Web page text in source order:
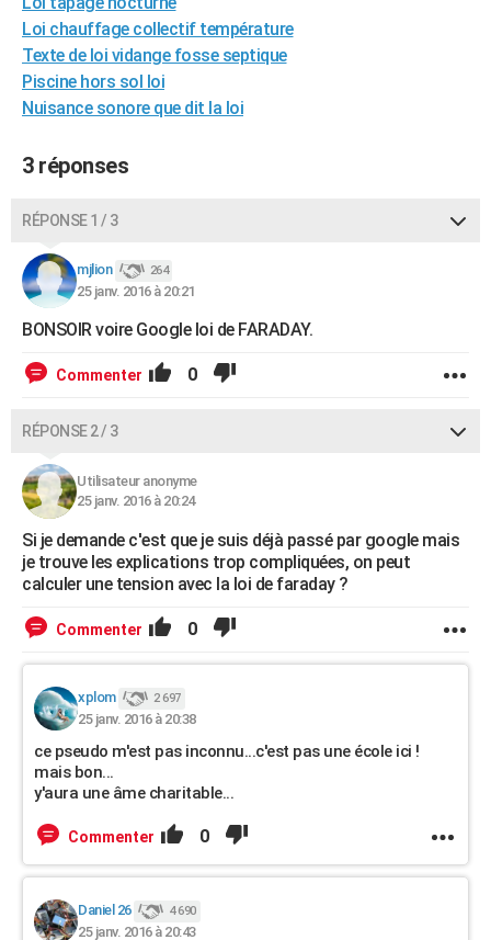
Destinations
City break
Voyage nature
Voyage de noces
Forum
Climat
+PHOTO
GUIDES D'ACHAT
BONS PLANS
CARTE DE VOEUX
COPAINS D'AVANT
S'inscrire
Se connecter
Lycées
Collèges
Primaires
Universités
Entreprises
Service militaire
Avis de recherche
AVIS DE DÉCÈS
FORUM
Bricolage
Lifestyle
Culture
Sport
Auto
Television
Voyage
Cinema
Loi chauffage collectif température
Texte de loi vidange fosse septique
Piscine hors sol loi
Nuisance sonore que dit la loi
3 réponses
RÉPONSE 1 / 3
mjlion 264
25 janv. 2016 à 20:21
BONSOIR voire Google loi de FARADAY.
Commenter 0
RÉPONSE 2 / 3
Utilisateur anonyme
25 janv. 2016 à 20:24
Si je demande c'est que je suis déjà passé par google mais
je trouve les explications trop compliquées, on peut
calculer une tension avec la loi de faraday ?
Commenter 0
xplom 2 697
25 janv. 2016 à 20:38
ce pseudo m'est pas inconnu...c'est pas une école ici !
mais bon...
y'aura une âme charitable...
Commenter 0
Daniel 26 4 690
25 janv. 2016 à 20:43